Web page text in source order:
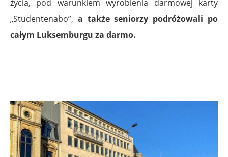
życia, pod warunkiem wyrobienia darmowej karty
„Studentenabo”, a także seniorzy podróżowali po
całym Luksemburgu za darmo.